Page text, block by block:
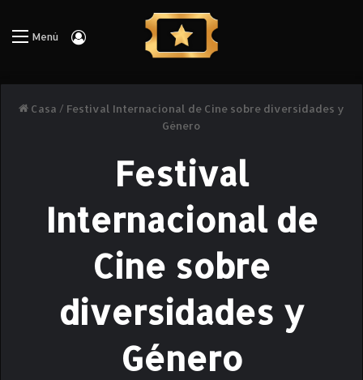
Menú Iniciar Sesión
Casa / Festival Internacional de Cine sobre diversidades y
Género
Festival
Internacional de
Cine sobre
diversidades y
Género